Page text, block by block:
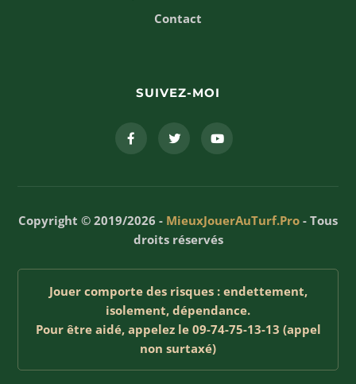
Contact
SUIVEZ-MOI
Copyright © 2019/2026 - MieuxJouerAuTurf.Pro - Tous
droits réservés
Jouer comporte des risques : endettement,
isolement, dépendance.
Pour être aidé, appelez le 09-74-75-13-13 (appel
non surtaxé)